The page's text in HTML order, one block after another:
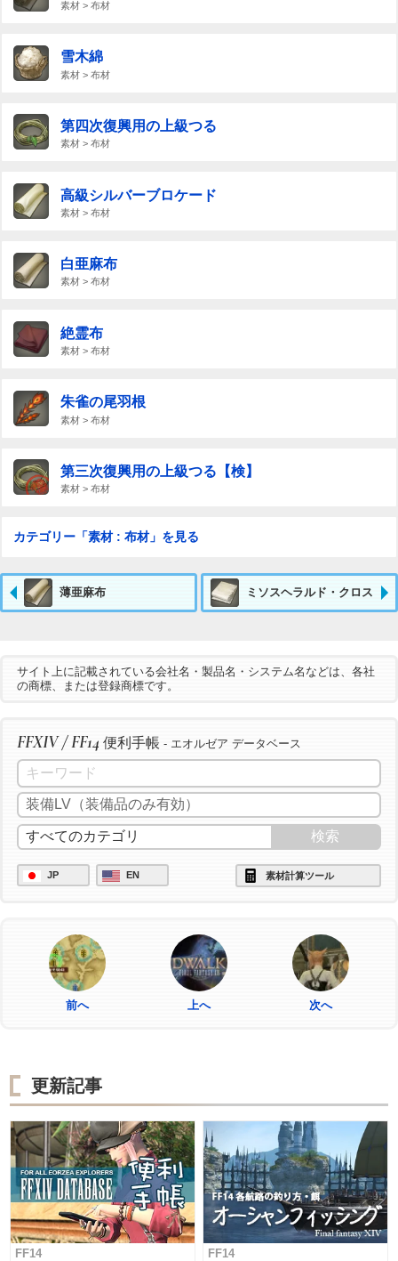
素材 > 布材
雪木綿
素材 > 布材
第四次復興用の上級つる
素材 > 布材
高級シルバーブロケード
素材 > 布材
白亜麻布
素材 > 布材
絶霊布
素材 > 布材
朱雀の尾羽根
素材 > 布材
第三次復興用の上級つる【検】
素材 > 布材
カテゴリー「素材 : 布材」を見る
薄亜麻布 ミソスヘラルド・クロス
サイト上に記載されている会社名・製品名・システム名などは、各社
の商標、または登録商標です。
FFXIV / FF14 便利手帳 - エオルゼア データベース
JP EN 素材計算ツール
前へ 上へ 次へ
更新記事
FF14 FF14